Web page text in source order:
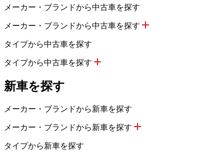
メーカー・ブランドから中古車を探す
メーカー・ブランドから中古車を探す
タイプから中古車を探す
タイプから中古車を探す
新車を探す
メーカー・ブランドから新車を探す
メーカー・ブランドから新車を探す
タイプから新車を探す